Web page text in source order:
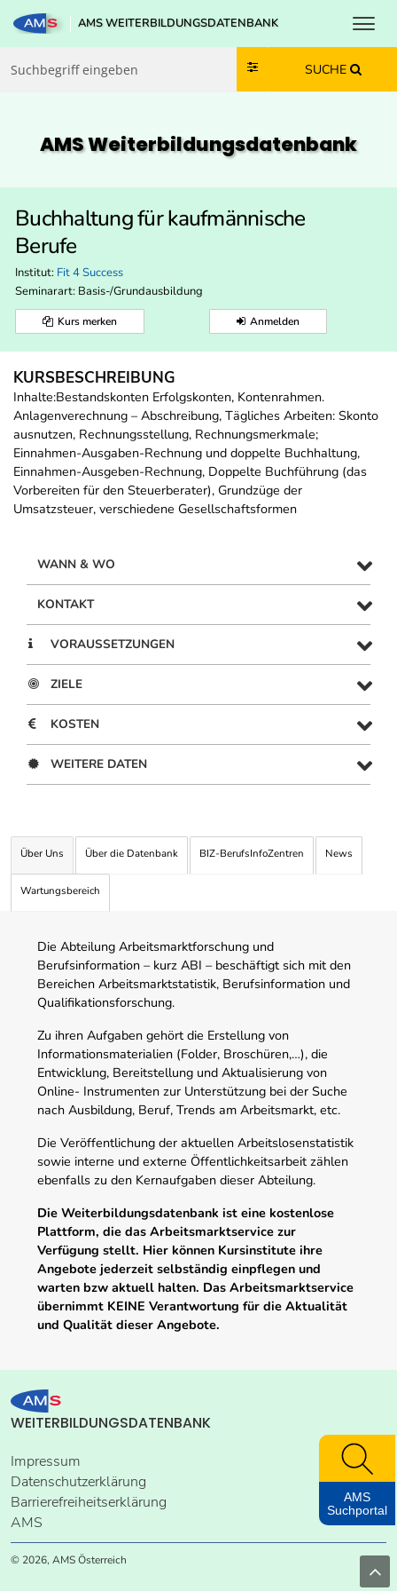
Zum Inhalt springen
Zum Navmenü springen
Zur Suche springen
Zur Footer springen
AMS WEITERBILDUNGSDATENBANK
SUCHE
AMS Weiterbildungs­datenbank
Buchhaltung für kaufmännische
Berufe
Institut: Fit 4 Success
Seminarart: Basis-/Grundausbildung
Kurs merken Anmelden
KURSBESCHREIBUNG
Inhalte:Bestandskonten Erfolgskonten, Kontenrahmen.
Anlagenverechnung – Abschreibung, Tägliches Arbeiten: Skonto
ausnutzen, Rechnungsstellung, Rechnungsmerkmale;
Einnahmen-Ausgaben-Rechnung und doppelte Buchhaltung,
Einnahmen-Ausgeben-Rechnung, Doppelte Buchführung (das
Vorbereiten für den Steuerberater), Grundzüge der
Umsatzsteuer, verschiedene Gesellschaftsformen
WANN & WO
KONTAKT
VORAUSSETZUNGEN
ZIELE
KOSTEN
WEITERE DATEN
Über Uns Über die Datenbank BIZ-BerufsInfoZentren News
Wartungsbereich
Die Abteilung Arbeitsmarktforschung und
Berufsinformation – kurz ABI – beschäftigt sich mit den
Bereichen Arbeitsmarktstatistik, Berufsinformation und
Qualifikationsforschung.
Zu ihren Aufgaben gehört die Erstellung von
Informationsmaterialien (Folder, Broschüren,…), die
Entwicklung, Bereitstellung und Aktualisierung von
Online- Instrumenten zur Unterstützung bei der Suche
nach Ausbildung, Beruf, Trends am Arbeitsmarkt, etc.
Die Veröffentlichung der aktuellen Arbeitslosenstatistik
sowie interne und externe Öffentlichkeitsarbeit zählen
ebenfalls zu den Kernaufgaben dieser Abteilung.
Die Weiterbildungsdatenbank ist eine kostenlose
Plattform, die das Arbeitsmarktservice zur
Verfügung stellt. Hier können Kursinstitute ihre
Angebote jederzeit selbständig einpflegen und
warten bzw aktuell halten. Das Arbeitsmarktservice
übernimmt KEINE Verantwortung für die Aktualität
und Qualität dieser Angebote.
WEITERBILDUNGSDATENBANK
Impressum
Datenschutzerklärung
Barrierefreiheitserklärung
AMS
© 2026, AMS Österreich
AMS
Suchportal